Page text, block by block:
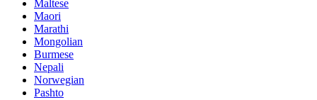
Maltese
Maori
Marathi
Mongolian
Burmese
Nepali
Norwegian
Pashto